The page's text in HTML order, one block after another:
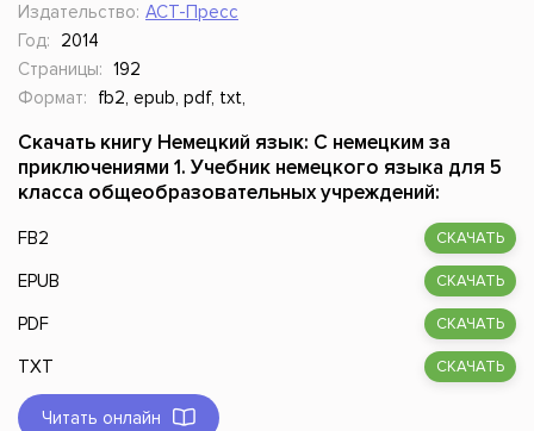
Издательство: АСТ-Пресс
Год:
2014
Страницы: 192
Формат:
fb2, epub, pdf, txt,
Скачать книгу Немецкий язык: С немецким за
приключениями 1. Учебник немецкого языка для 5
класса общеобразовательных учреждений:
FB2 СКАЧАТЬ
EPUB СКАЧАТЬ
PDF СКАЧАТЬ
TXT СКАЧАТЬ
Читать онлайн